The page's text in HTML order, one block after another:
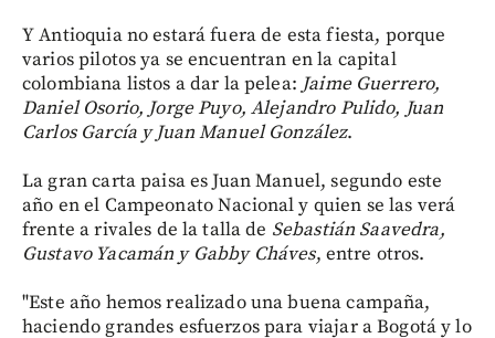
Y Antioquia no estará fuera de esta fiesta, porque
varios pilotos ya se encuentran en la capital
colombiana listos a dar la pelea: Jaime Guerrero,
Daniel Osorio, Jorge Puyo, Alejandro Pulido, Juan
Carlos García y Juan Manuel González.
La gran carta paisa es Juan Manuel, segundo este
año en el Campeonato Nacional y quien se las verá
frente a rivales de la talla de Sebastián Saavedra,
Gustavo Yacamán y Gabby Cháves, entre otros.
"Este año hemos realizado una buena campaña,
haciendo grandes esfuerzos para viajar a Bogotá y lo